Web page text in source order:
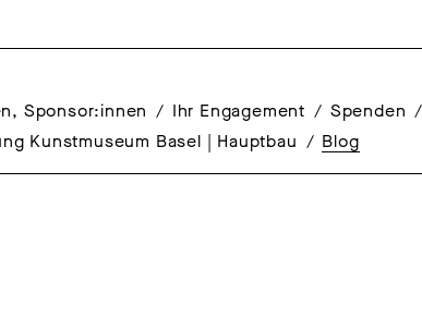
Sponsor:innen Ihr Engagement
Spenden
Kunstmuseum Basel | Hauptbau Blog